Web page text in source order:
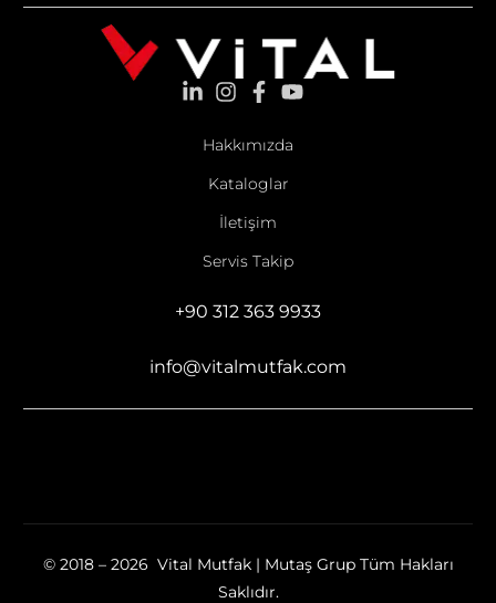
Hakkımızda
Kataloglar
İletişim
Servis Takip
+90 312 363 9933
info@vitalmutfak.com
© 2018 – 2026 Vital Mutfak | Mutaş Grup Tüm Hakları
Saklıdır.